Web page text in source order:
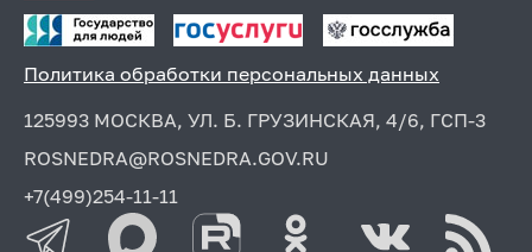
Политика обработки персональных данных
125993 МОСКВА, УЛ. Б. ГРУЗИНСКАЯ, 4/6, ГСП-3
ROSNEDRA@ROSNEDRA.GOV.RU
+7(499)254-11-11